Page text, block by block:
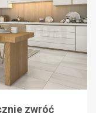
zwróć